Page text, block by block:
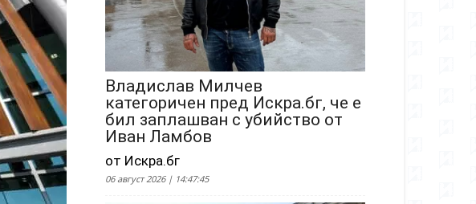
Владислав Милчев
категоричен пред Искра.бг, че е
бил заплашван с убийство от
Иван Ламбов
от Искра.бг
06 август 2026 | 14:47:45